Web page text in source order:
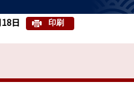
日 印刷